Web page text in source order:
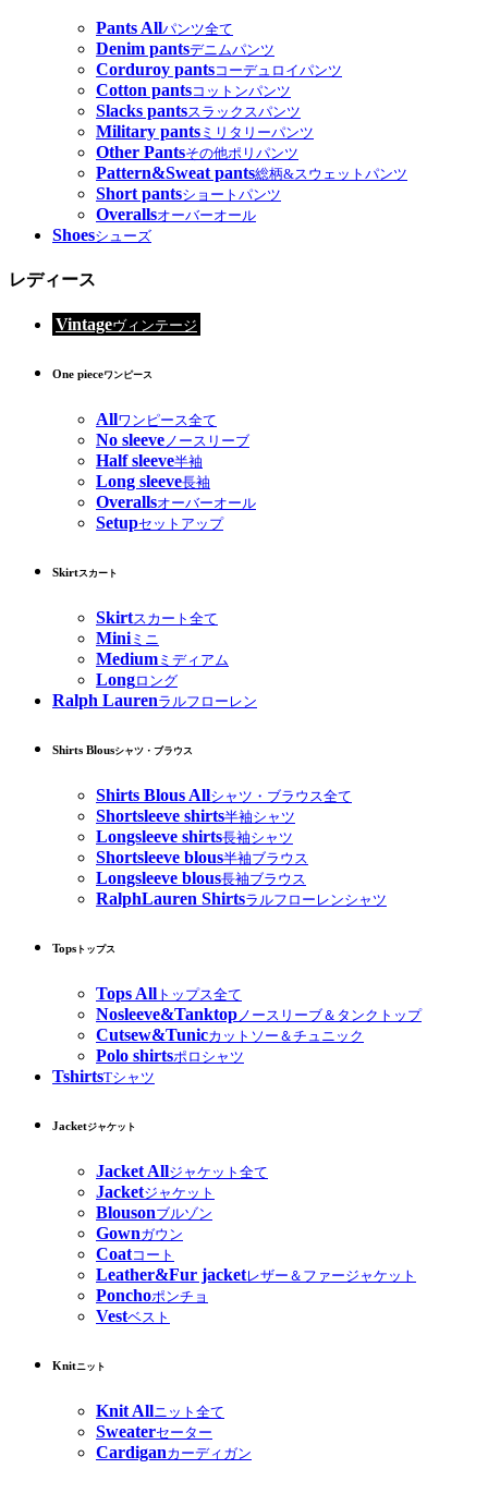
Pants Allパンツ全て
Denim pantsデニムパンツ
Corduroy pantsコーデュロイパンツ
Cotton pantsコットンパンツ
Slacks pantsスラックスパンツ
Military pants ミリタリーパンツ
Other Pantsその他ポリパンツ
Pattern&Sweat pants総柄&スウェットパンツ
Short pantsショートパンツ
Overallsオーバーオール
Shoesシューズ
レディース
Vintageヴィンテージ
One pieceワンピース
Allワンピース全て
No sleeveノースリーブ
Half sleeve半袖
Long sleeve長袖
Overallsオーバーオール
Setupセットアップ
Skirtスカート
Skirtスカート全て
Miniミニ
Medium ミディアム
Longロング
Ralph Laurenラルフローレン
Shirts Blousシャツ・ブラウス
Shirts Blous Allシャツ・ブラウス全て
Shortsleeve shirts半袖シャツ
Longsleeve shirts長袖シャツ
Shortsleeve blous半袖ブラウス
Longsleeve blous長袖ブラウス
RalphLauren Shirtsラルフローレンシャツ
Tops トップス
Tops All トップス全て
Nosleeve&Tanktop ノースリーブ＆タンクトップ
Cutsew&Tunicカットソー＆チュニック
Polo shirtsポロシャツ
TshirtsTシャツ
Jacketジャケット
Jacket Allジャケット全て
Jacketジャケット
Blousonブルゾン
Gownガウン
Coatコート
Leather&Fur jacketレザー＆ファージャケット
Ponchoポンチョ
Vestベスト
Knitニット
Knit Allニット全て
Sweaterセーター
Cardiganカーディガン